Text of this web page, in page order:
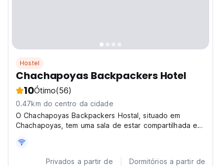
Hostel
Chachapoyas Backpackers Hotel
10Ótimo(56)
0.47km do centro da cidade
O Chachapoyas Backpackers Hostal, situado em
Chachapoyas, tem uma sala de estar compartilhada e
recepção 24 horas.
Privados a partir de
Dormitórios a partir de